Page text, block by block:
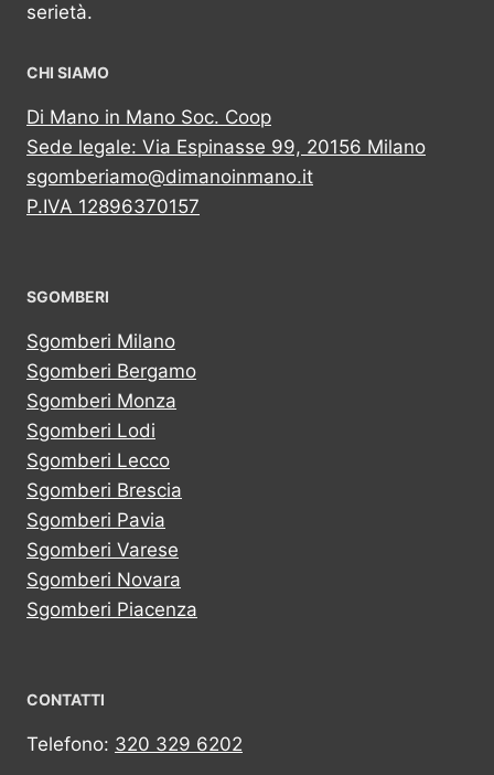
serietà.
CHI SIAMO
Di Mano in Mano Soc. Coop
Sede legale: Via Espinasse 99, 20156 Milano
sgomberiamo@dimanoinmano.it
P.IVA 12896370157
SGOMBERI
Sgomberi Milano
Sgomberi Bergamo
Sgomberi Monza
Sgomberi Lodi
Sgomberi Lecco
Sgomberi Brescia
Sgomberi Pavia
Sgomberi Varese
Sgomberi Novara
Sgomberi Piacenza
CONTATTI
Telefono: 320 329 6202